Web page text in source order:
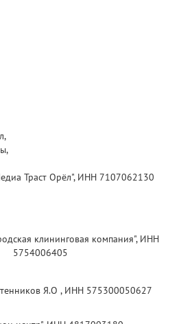
Траст Орёл", ИНН 7107062130
клининговая компания", ИНН
5754006405
Я.О , ИНН 575300050627